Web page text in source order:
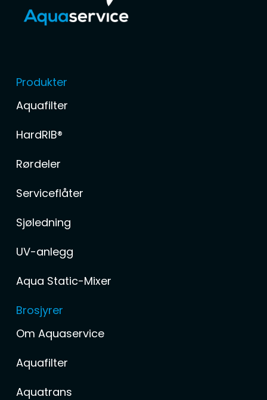
Produkter
Aquafilter
HardRIB®
Rørdeler
Serviceflåter
Sjøledning
UV-anlegg
Aqua Static-Mixer
Brosjyrer
Om Aquaservice
Aquafilter
Aquatrans